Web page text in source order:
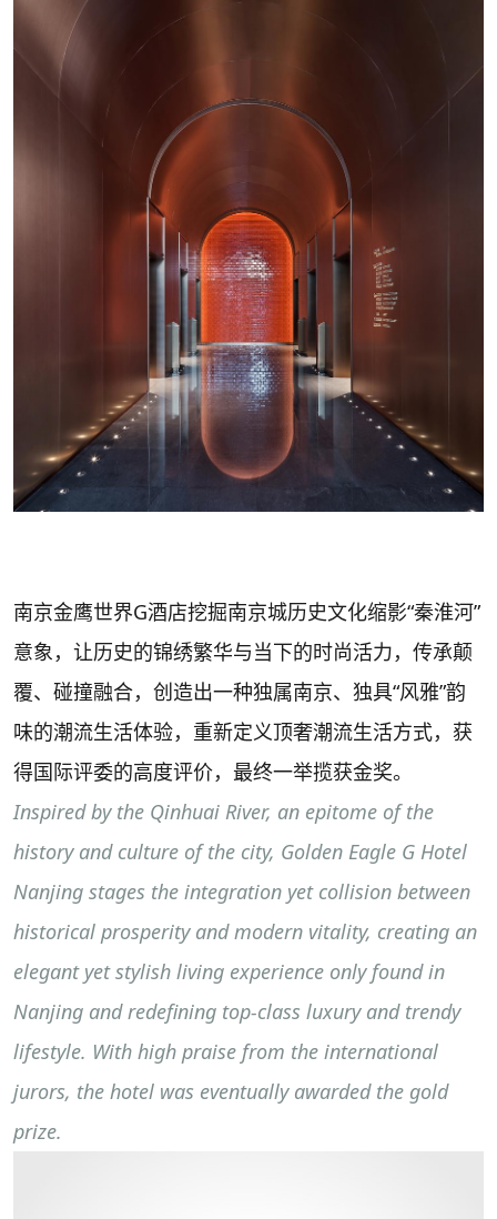
南京金鹰世界G酒店挖掘南京城历史文化缩影“秦淮河”
意象，让历史的锦绣繁华与当下的时尚活力，传承颠
覆、碰撞融合，创造出一种独属南京、独具“风雅”韵
味的潮流生活体验，重新定义顶奢潮流生活方式，获
得国际评委的高度评价，最终一举揽获金奖。
Inspired by the Qinhuai River, an epitome of the
history and culture of the city, Golden Eagle G Hotel
Nanjing stages the integration yet collision between
historical prosperity and modern vitality, creating an
elegant yet stylish living experience only found in
Nanjing and redefining top-class luxury and trendy
lifestyle. With high praise from the international
jurors, the hotel was eventually awarded the gold
prize.